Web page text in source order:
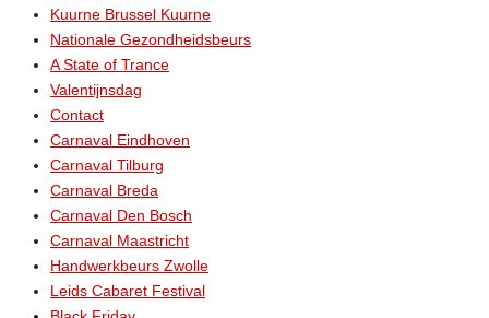
Kuurne Brussel Kuurne
Nationale Gezondheidsbeurs
A State of Trance
Valentijnsdag
Contact
Carnaval Eindhoven
Carnaval Tilburg
Carnaval Breda
Carnaval Den Bosch
Carnaval Maastricht
Handwerkbeurs Zwolle
Leids Cabaret Festival